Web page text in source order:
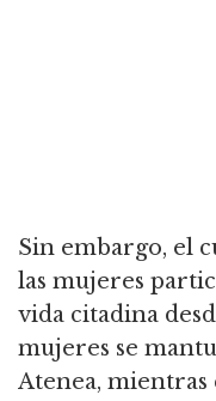
Sin embargo, el
las mujeres
vida citadina
mujeres se
Atenea, mientras